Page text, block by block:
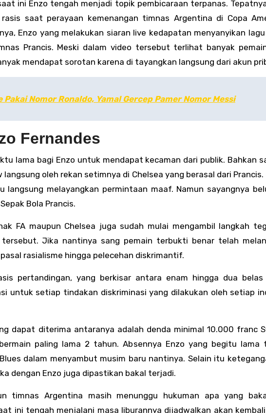
ini Enzo tengah menjadi topik pembicaraan terpanas.
saat perayaan kemenangan timnas Argentina di Copa
Enzo yang melakukan siaran live kedapatan menyanyikan
Prancis. Meski dalam video tersebut terlihat banyak
mendapat sorotan karena di tayangkan langsung dari akun
Pakai Nomor Ronaldo, Yamal Gercep Pamer Nomor Messi
Fernandes
lama bagi Enzo untuk mendapat kecaman dari publik. Bahkan
oleh rekan setimnya di Chelsea yang berasal dari Prancis.
melayangkan permintaan maaf. Namun sayangnya
Bola Prancis.
FA maupun Chelsea juga sudah mulai mengambil langkah
Jika nantinya sang pemain terbukti benar telah
rasialisme hingga pelecehan diskrimantif.
pertandingan, yang berkisar antara enam hingga dua belas
untuk setiap tindakan diskriminasi yang dilakukan oleh setiap
dapat diterima antaranya adalah denda minimal 10.000 franc
paling lama 2 tahun. Absennya Enzo yang begitu lama
dalam menyambut musim baru nantinya. Selain itu
dengan Enzo juga dipastikan bakal terjadi.
timnas Argentina masih menunggu hukuman apa yang
ini tengah menjalani masa liburannya dijadwalkan akan